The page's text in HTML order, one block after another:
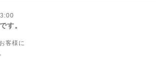
す。
客様に